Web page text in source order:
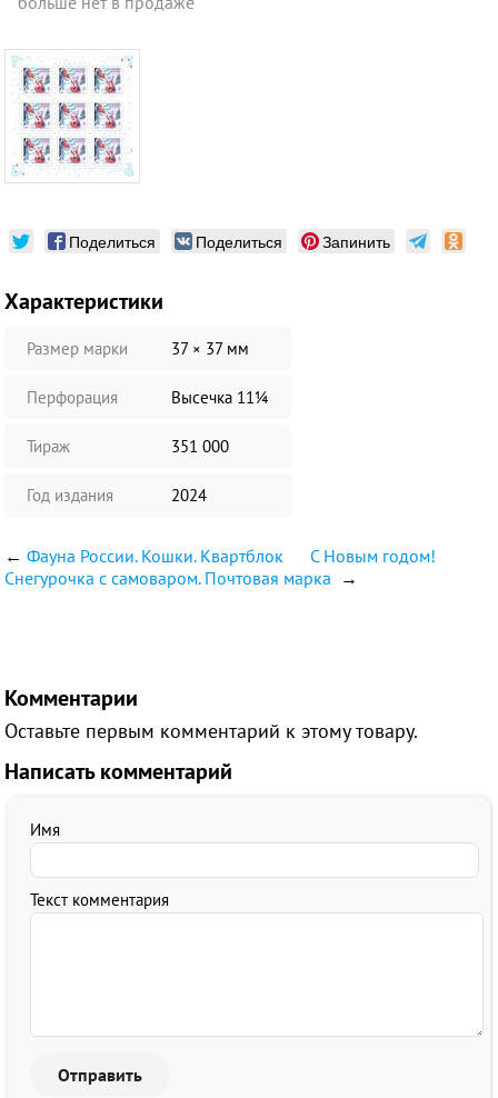
Поделиться Поделиться Запинить
Характеристики
Размер марки 37 × 37 мм
Перфорация Высечка 11¼
Тираж 351 000
Год издания 2024
←Фауна России. Кошки. Квартблок
С Новым годом!
Снегурочка с самоваром. Почтовая марка →
Комментарии
Оставьте первым комментарий к этому товару.
Написать комментарий
Имя
Текст комментария